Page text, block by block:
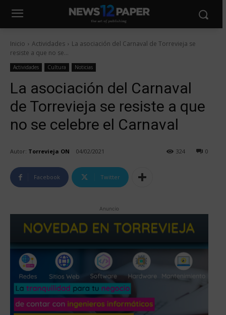
Inicio Actividades
La asociación del Carnaval de Torrevieja se
resiste a que no se...
Actividades Cultura Noticias
La asociación del Carnaval
de Torrevieja se resiste a que
no se celebre el Carnaval
Autor: Torrevieja ON 04/02/2021 0
324
Facebook Twitter
Anuncio